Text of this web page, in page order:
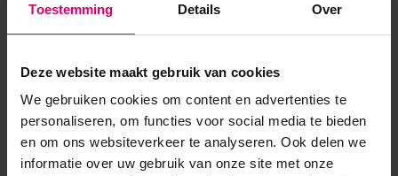
Toestemming Details Over
Deze website maakt gebruik van cookies
We gebruiken cookies om content en advertenties te
personaliseren, om functies voor social media te bieden
en om ons websiteverkeer te analyseren. Ook delen we
informatie over uw gebruik van onze site met onze